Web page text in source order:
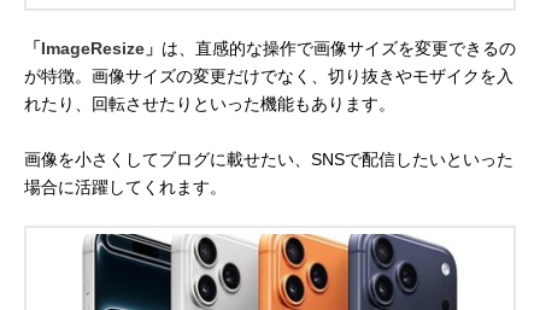
「ImageResize」 は、直感的な操作で画像サイズを変更できるの
が特徴。画像サイズの変更だけでなく、切り抜きやモザイクを入
れたり、回転させたりといった機能もあります。
画像を小さくしてブログに載せたい、SNSで配信したいといった
場合に活躍してくれます。